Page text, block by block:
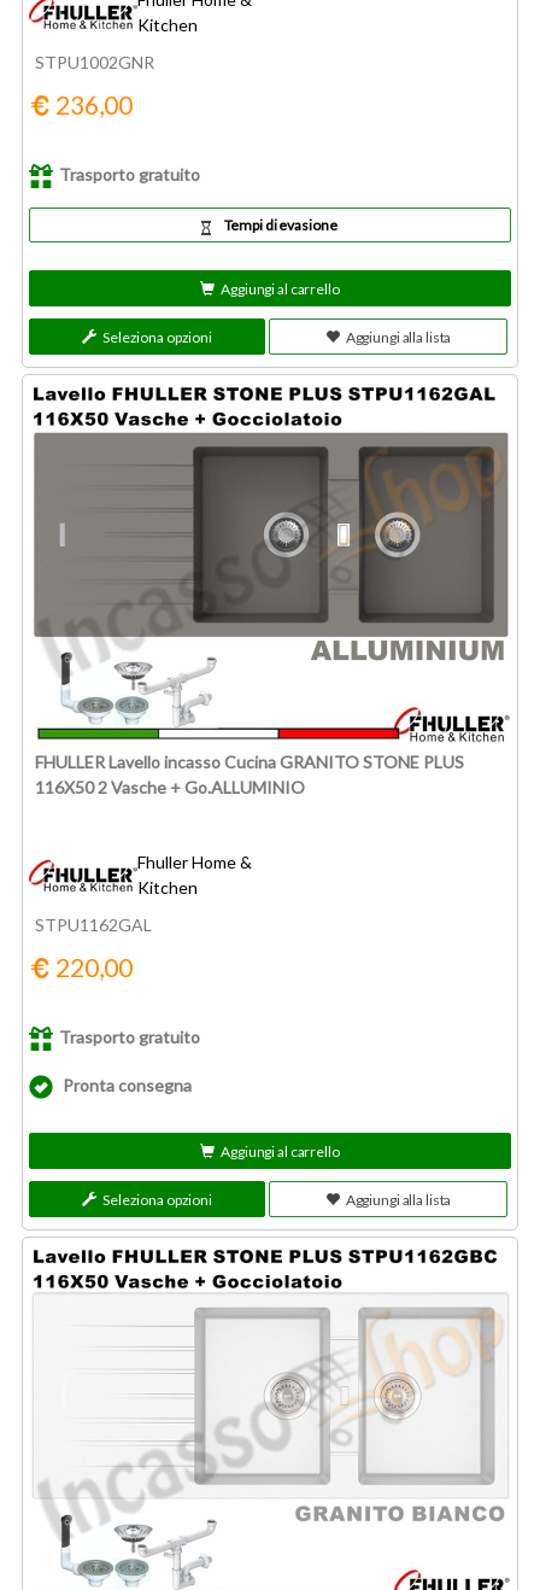
Kitchen
STPU1002GNR
236,00
Trasporto gratuito
Tempi di evasione
Aggiungi al carrello
Seleziona opzioni Aggiungi alla lista
FHULLER Lavello incasso Cucina GRANITO STONE PLUS
116X50 2 Vasche + Go.ALLUMINIO
Fhuller Home &
Kitchen
STPU1162GAL
220,00
Trasporto gratuito
Pronta consegna
Aggiungi al carrello
Seleziona opzioni Aggiungi alla lista